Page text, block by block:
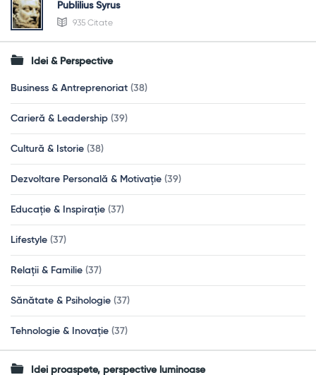
Publilius Syrus
935 Citate
Idei & Perspective
Business & Antreprenoriat (38)
Carieră & Leadership (39)
Cultură & Istorie (38)
Dezvoltare Personală & Motivație (39)
Educație & Inspirație (37)
Lifestyle (37)
Relații & Familie (37)
Sănătate & Psihologie (37)
Tehnologie & Inovație (37)
Idei proaspete, perspective luminoase